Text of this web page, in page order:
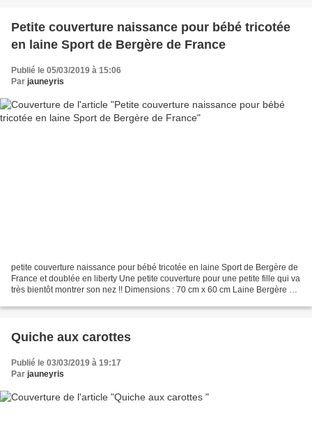
Petite couverture naissance pour bébé tricotée
en laine Sport de Bergère de France
Publié le 05/03/2019 à 15:06
Par jauneyris
petite couverture naissance pour bébé tricotée en laine Sport de Bergère de
France et doublée en liberty Une petite couverture pour une petite fille qui va
très bientôt montrer son nez !! Dimensions : 70 cm x 60 cm Laine Bergère de
Quiche aux carottes
Publié le 03/03/2019 à 19:17
Par jauneyris